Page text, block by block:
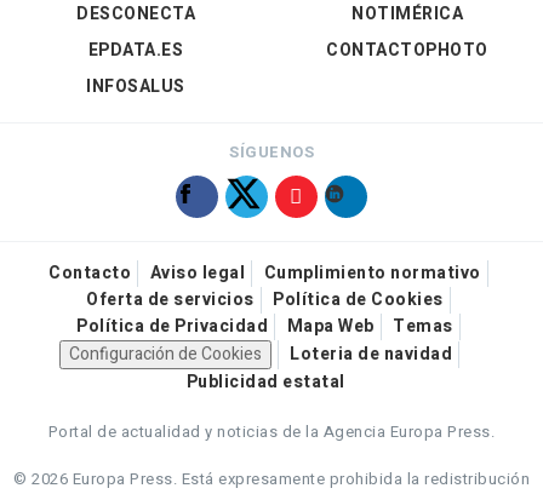
DESCONECTA
EPDATA.ES
INFOSALUS
NOTIMÉRICA
CONTACTOPHOTO
SÍGUENOS
Contacto Aviso legal
Cumplimiento normativo
Oferta de servicios
Política de Cookies
Política de Privacidad
Mapa Web
Temas
Configuración de Cookies
Loteria de navidad
Publicidad estatal
Portal de actualidad y noticias de la Agencia Europa Press.
© 2026 Europa Press. Está expresamente prohibida la redistribución